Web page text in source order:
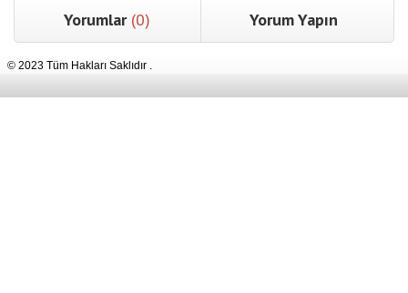
Yorumlar (0) Yorum Yapın
© 2023 Tüm Hakları Saklıdır .